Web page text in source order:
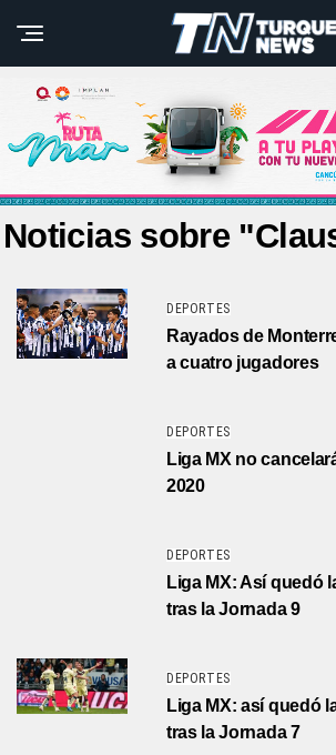
Noticias sobre
DEPORTES
Rayados de
a cuatro jugadores
DEPORTES
Liga MX no
2020
DEPORTES
Liga MX: Así quedó
tras la Jornada 9
DEPORTES
Liga MX: así quedó
tras la Jornada 7